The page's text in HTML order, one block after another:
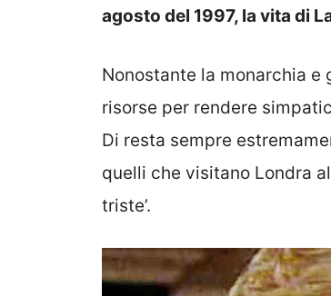
agosto del 1997, la vita di
Nonostante la monarchia
risorse per rendere
Di resta sempre
quelli che visitano Londra
triste’.